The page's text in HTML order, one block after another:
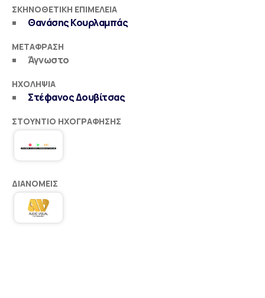
ΣΚΗΝΟΘΕΤΙΚΉ ΕΠΙΜΈΛΕΙΑ
Θανάσης Κουρλαμπάς
ΜΕΤΆΦΡΑΣΗ
Άγνωστο
ΗΧΟΛΗΨΊΑ
Στέφανος Δουβίτσας
ΣΤΟΎΝΤΙΟ ΗΧΟΓΡΆΦΗΣΗΣ
ΔΙΑΝΟΜΕΊΣ